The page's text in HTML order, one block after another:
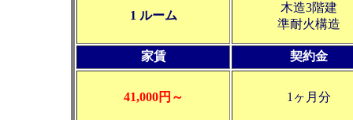
1 ルーム
木造3階建
準耐火構造
家賃 契約金
41,000円～ 1ヶ月分